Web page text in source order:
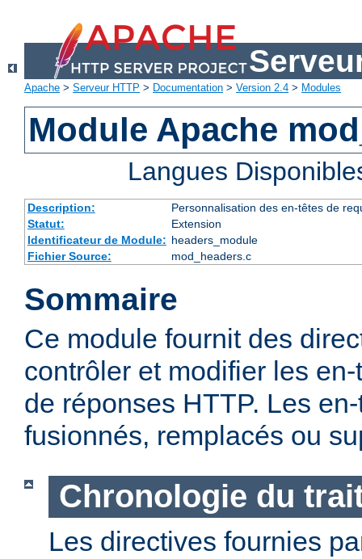
Apache > Serveur HTTP > Documentation > Version 2.4 > Modules
Module Apache
Langues
Description:
Personnalisation des en-têtes de
Statut:
Extension
Identificateur de Module: headers_module
Fichier Source:
mod_headers.c
Sommaire
Ce module fournit des
contrôler et modifier les
de réponses HTTP. Les
fusionnés, remplacés ou
Chronologie du
Les directives fournies